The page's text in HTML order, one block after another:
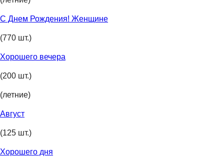
С Днем Рождения! Женщине
(770 шт.)
Хорошего вечера
(200 шт.)
(летние)
Август
(125 шт.)
Хорошего дня